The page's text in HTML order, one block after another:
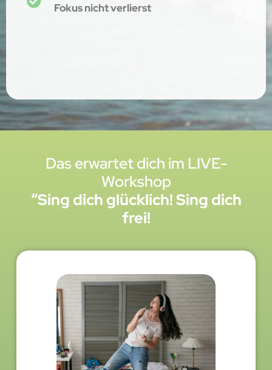
Fokus nicht verlierst
Das erwartet dich im LIVE-
Workshop
“Sing dich glücklich! Sing dich
frei!